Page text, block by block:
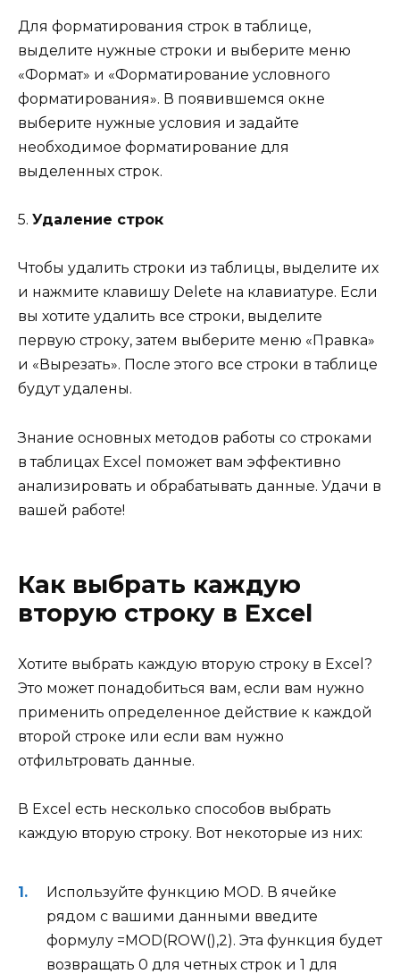
Для форматирования строк в таблице,
выделите нужные строки и выберите меню
«Формат» и «Форматирование условного
форматирования». В появившемся окне
выберите нужные условия и задайте
необходимое форматирование для
выделенных строк.
5. Удаление строк
Чтобы удалить строки из таблицы, выделите их
и нажмите клавишу Delete на клавиатуре. Если
вы хотите удалить все строки, выделите
первую строку, затем выберите меню «Правка»
и «Вырезать». После этого все строки в таблице
будут удалены.
Знание основных методов работы со строками
в таблицах Excel поможет вам эффективно
анализировать и обрабатывать данные. Удачи в
вашей работе!
Как выбрать каждую
вторую строку в Excel
Хотите выбрать каждую вторую строку в Excel?
Это может понадобиться вам, если вам нужно
применить определенное действие к каждой
второй строке или если вам нужно
отфильтровать данные.
В Excel есть несколько способов выбрать
каждую вторую строку. Вот некоторые из них:
Используйте функцию MOD. В ячейке
рядом с вашими данными введите
формулу =MOD(ROW(),2). Эта функция будет
возвращать 0 для четных строк и 1 для